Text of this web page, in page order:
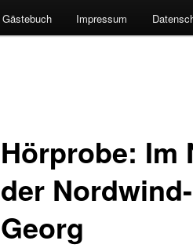
Gästebuch Impressum
Hörprobe: Im
der
Georg